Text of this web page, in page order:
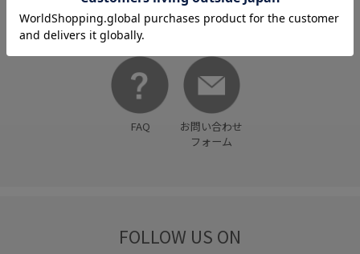
何かお困りですか？
FAQ
お問い合わせ
フォーム
FOLLOW US ON